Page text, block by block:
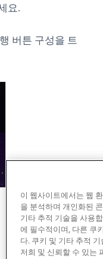
요.
버튼 구성을 트
이 웹사이트에서는 웹
을 분석하며 개인화된
기타 추적 기술을 사용
에 필수적이며, 다른 쿠
다. 쿠키 및 기타 추적
저희 및 신뢰할 수 있는